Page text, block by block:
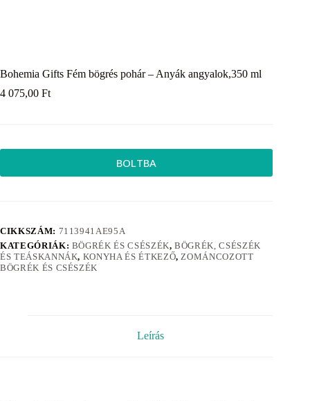
Bohemia Gifts Fém bögrés pohár – Anyák angyalok,350 ml
4 075,00 Ft
BOLTBA
CIKKSZÁM: 7113941AE95A
KATEGÓRIÁK: BÖGRÉK ÉS CSÉSZÉK,BÖGRÉK, CSÉSZÉK
ÉS TEÁSKANNÁK, KONYHA ÉS ÉTKEZŐ, ZOMÁNCOZOTT
BÖGRÉK ÉS CSÉSZÉK
Leírás